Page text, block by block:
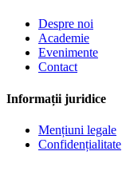
Despre noi
Academie
Evenimente
Contact
Informații juridice
Mențiuni legale
Confidențialitate